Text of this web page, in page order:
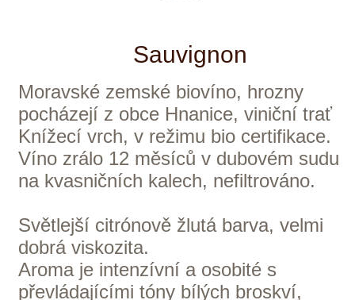
podtóny sušených bylin. Středně dlouhý
Druh: bílé víno
Typ: suché
Země: Česká republika
Oblast: Morava
Vinařství: Špetíci
Odrůdy: Sauvignon
Objem: 0,75 l
259 Kč
5 ks skladem
ks